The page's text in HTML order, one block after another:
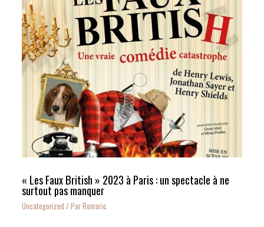
« Les Faux British » 2023 à Paris : un spectacle à ne
surtout pas manquer
Uncategorized / ParRomaric